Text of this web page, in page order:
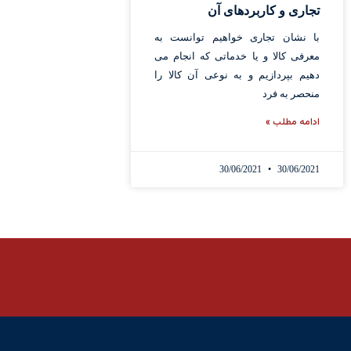
تجاری و کاربردهای آن
با نشان تجاری خواهیم توانست به
معرفی کالا و یا خدماتی که انجام می
دهیم بپردازیم و به نوعی آن کالا را
منحصر به فرد
ادامه مطلب »
30/06/2021